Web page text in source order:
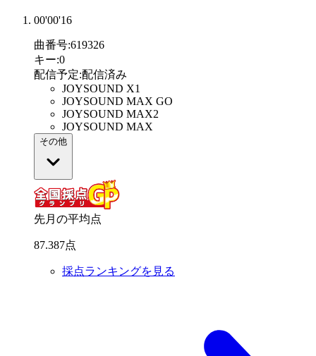
00'00'16
曲番号:619326
キー:0
配信予定:配信済み
JOYSOUND X1
JOYSOUND MAX GO
JOYSOUND MAX2
JOYSOUND MAX
その他
先月の平均点
87.387点
採点ランキングを見る